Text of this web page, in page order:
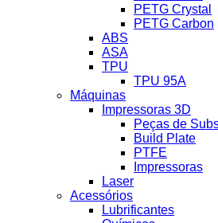
PETG Crystal
PETG Carbon
ABS
ASA
TPU
TPU 95A
Máquinas
Impressoras 3D
Peças de
Build Plate
PTFE
Impressoras
Laser
Acessórios
Lubrificantes